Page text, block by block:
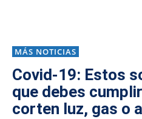
MÁS NOTICIAS
Covid-19: Estos
que debes
corten luz, gas o